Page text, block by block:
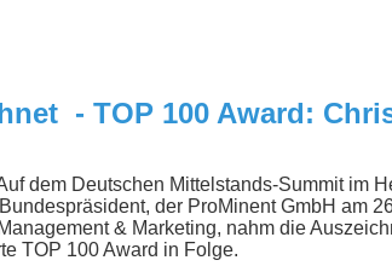
- TOP 100 Award:
dem Deutschen Mittelstands-Summit im
der ProMinent GmbH am
& Marketing, nahm die
TOP 100 Award in Folge.